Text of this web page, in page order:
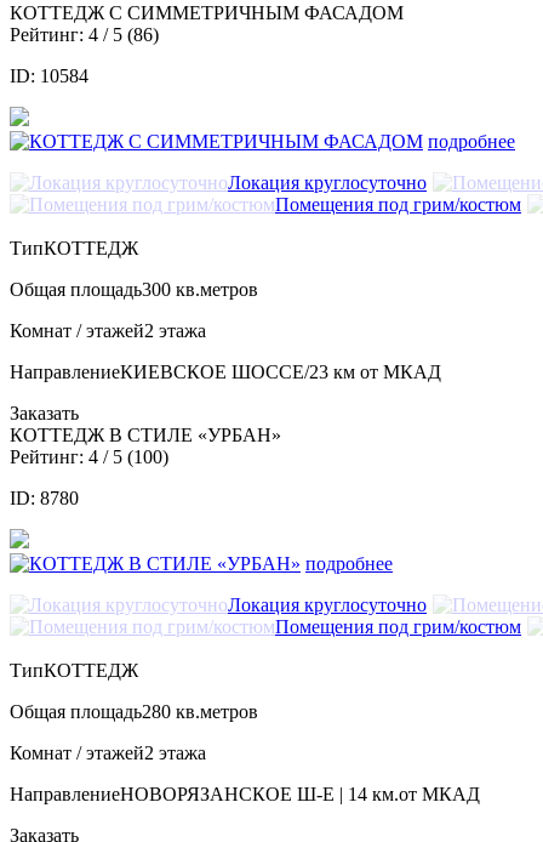
КОТТЕДЖ С СИММЕТРИЧНЫМ ФАСАДОМ
Рейтинг: 4 / 5 (86)
ID: 10584
подробнее
Локация круглосуточно
Помещения под грим/костюм
ТипКОТТЕДЖ
Общая площадь300 кв.метров
Комнат / этажей2 этажа
НаправлениеКИЕВСКОЕ ШОССЕ/23 км от МКАД
Заказать
КОТТЕДЖ В СТИЛЕ «УРБАН»
Рейтинг: 4 / 5 (100)
ID: 8780
подробнее
Локация круглосуточно
Помещения под грим/костюм
ТипКОТТЕДЖ
Общая площадь280 кв.метров
Комнат / этажей2 этажа
НаправлениеНОВОРЯЗАНСКОЕ Ш-Е | 14 км.от МКАД
Заказать